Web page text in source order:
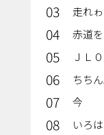
03 走れ
04 赤道
05 ＪＬ
06 ちち
07 今
08 いろ